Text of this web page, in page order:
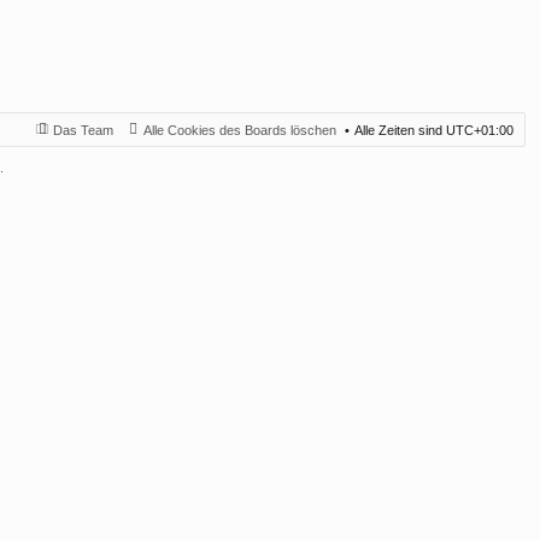
Alle Zeiten sind UTC+01:00
Alle Cookies des Boards löschen
Das Team